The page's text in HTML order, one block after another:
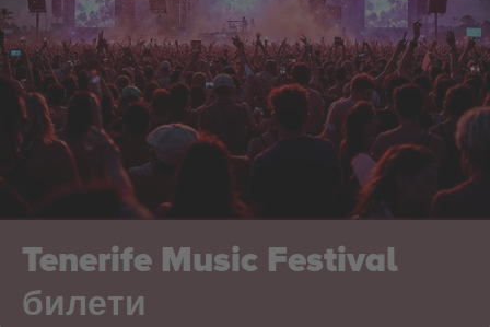
Tenerife Music Festival
билети